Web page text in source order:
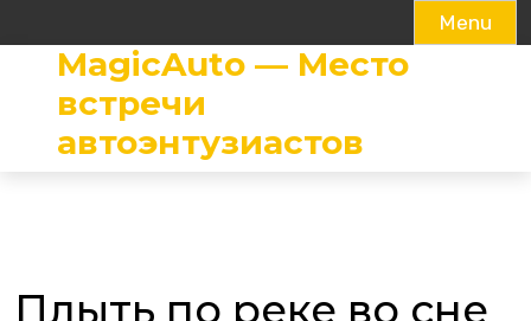
Menu
content
MagicAuto — Место
встречи
автоэнтузиастов
Плыть по реке во сне